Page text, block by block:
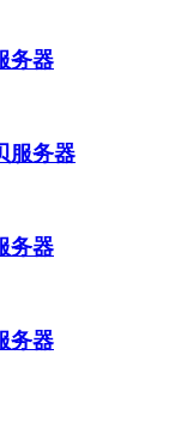
务器
服务器
务器
务器